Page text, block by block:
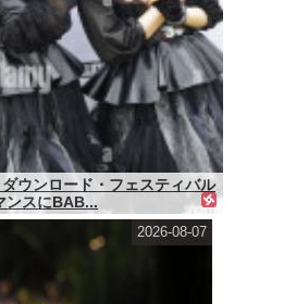
ウンロード・フェスティバル
ンスにBAB...
2026-08-07